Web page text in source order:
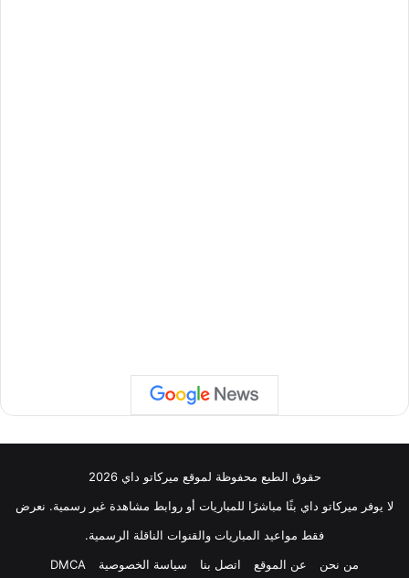
حقوق الطبع محفوظة لموقع ميركاتو داي 2026
لا يوفر ميركاتو داي بثًا مباشرًا للمباريات أو روابط مشاهدة غير رسمية. نعرض
فقط مواعيد المباريات والقنوات الناقلة الرسمية.
من نحن
عن الموقع اتصل بنا سياسة الخصوصية DMCA